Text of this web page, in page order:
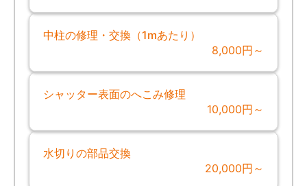
中柱の修理・交換（1mあたり）
8,000円～
シャッター表面のへこみ修理
10,000円～
水切りの部品交換
20,000円～